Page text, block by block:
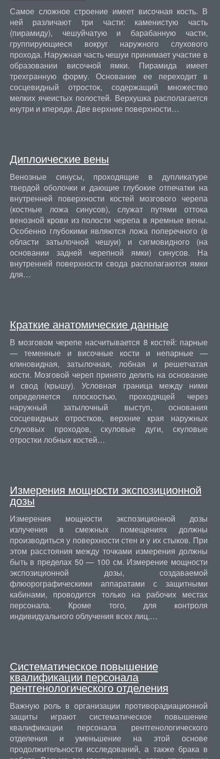
Самое сложное строение имеет височная кость. В
ней различают три части: каменистую часть
(пирамиду), чешуйчатую и барабанную части,
группирующиеся вокруг наружного слухового
прохода. Наружная часть чешуи принимает участие в
образовании височной ямки. Пирамида имеет
трехгранную форму. Основание ее переходит в
сосцевидный отросток, содержащий множество
мелких ячеистых полостей. Верхушка располагается
кнутри и кпереди. Две верхние поверхности…
Диплоические вены
Венозные синусы, проходящие в дупликатуре
твердой оболочки и дающие глубокие отпечатки на
внутренней поверхности костей мозгового черепа
(костные ложа синусов), служат путями оттока
венозной крови из полости черепа в яремные вены.
Особенно глубокими являются ложа поперечного (в
области затылочной чешуи) и сигмовидного (на
основании задней черепной ямки) синусов. На
внутренней поверхности свода располагаются ямки
для…
Краткие анатомические данные
В мозговом черепе насчитывается 8 костей: парные
— теменные и височные кости и непарные —
клиновидная, затылочная, лобная и решетчатая
кости. Мозговой череп принято делить на основание
и свод (крышу). Условная граница между ними
определяется плоскостью, проходящей через
наружный затылочный выступ, основания
сосцевидных отростков, верхние края наружных
слуховых проходов, скуловые дуги, скуловые
отростки лобных костей…
Измерения мощности экспозиционной
дозы
Измерения мощности экспозиционной дозы
излучения в смежных помещениях должны
производиться у поверхности стен и у их стыков. При
этом расстояния между точками измерения должны
быть в пределах 50 — 100 см. Измерение мощности
экспозиционной дозы, создаваемой
флюорографическими аппаратами с защитными
кабинами, проводится только на рабочих местах
персонала. Кроме того, для контроля
индивидуального облучения всех лиц,…
Систематическое повышение
квалификации персонала
рентгенологического отделения
Важную роль в организации противорадиационной
защиты играют систематическое повышение
квалификации персонала рентгенологического
отделения и уменьшение на этой основе
продолжительности исследований, а также брака в